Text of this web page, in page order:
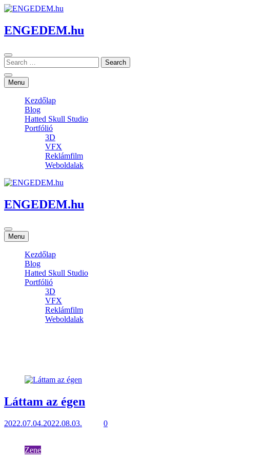
Skip
content
ENGEDEM.hu
Menu
Kezdőlap
Blog
Hatted Skull Studio
Portfólió
3D
VFX
Reklámfilm
Weboldalak
ENGEDEM.hu
Menu
Kezdőlap
Blog
Hatted Skull Studio
Portfólió
3D
VFX
Reklámfilm
Weboldalak
Láttam az égen
2022.07.04.2022.08.03.
0
Zene